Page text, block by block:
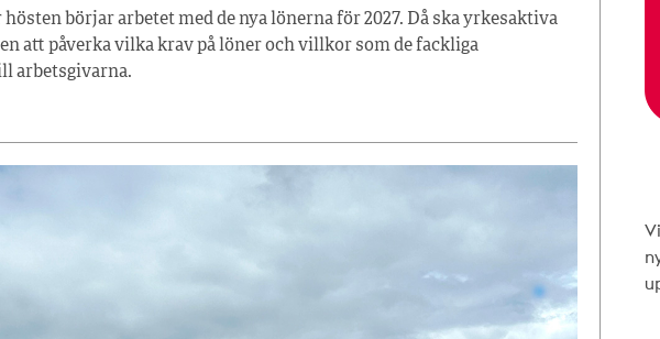
hösten börjar arbetet med de nya lönerna för 2027. Då ska yrkesaktiva
att påverka vilka krav på löner och villkor som de fackliga
arbetsgivarna.